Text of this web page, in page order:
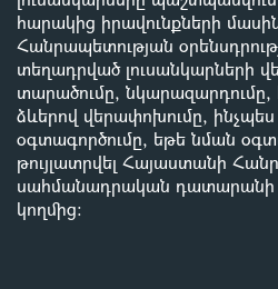
հարակից իրավունքների
Հանրապետության
տեղադրված լուսանկարների
տարածումը, նկարազարդումը,
ձևերով վերափոխումը,
օգտագործումը, եթե նման
թույլատրվել Հայաստանի
սահմանադրական
կողմից: